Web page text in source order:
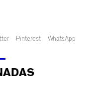
Pinterest WhatsApp